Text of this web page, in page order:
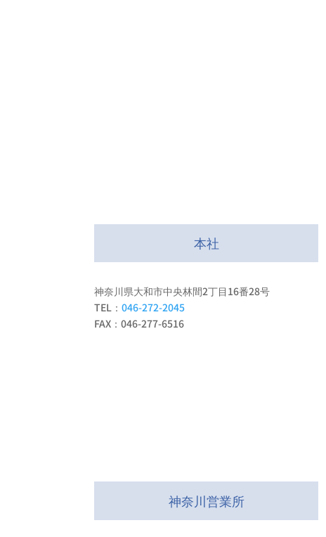
本社
神奈川県大和市中央林間2丁目16番28号
TEL：046-272-2045
FAX：046-277-6516
神奈川営業所